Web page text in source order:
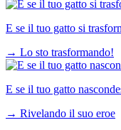
E se il tuo gatto si
→ Lo sto trasformando!
E se il tuo gatto
→ Rivelando il suo eroe